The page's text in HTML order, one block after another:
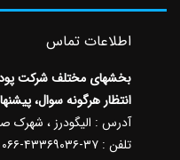
اطلاعات تماس
بخشهای مختلف شرکت پودر
انتظار هرگونه سوال،
آدرس : الیگودرز ، شهرک
تلفن : ۳۷-۴۳۳۶۹۰۳۶-۰۶۶